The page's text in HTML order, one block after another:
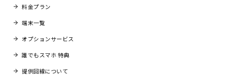
料金プラン
端末一覧
オプションサービス
誰でもスマホ 特典
提供回線について